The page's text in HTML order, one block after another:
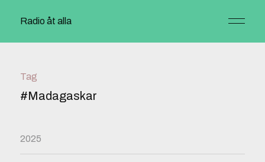
Radio åt alla
Tag
#Madagaskar
2025